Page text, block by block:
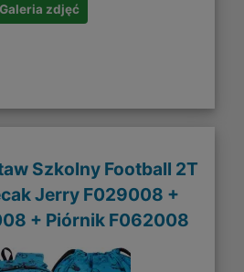
Galeria zdjęć
Szkolny Football 2T
Jerry F029008 +
+ Piórnik F062008